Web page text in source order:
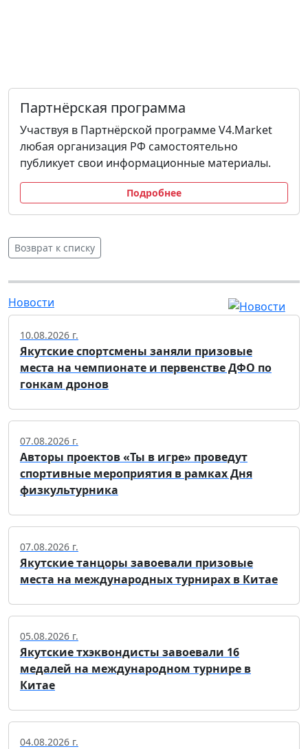
Партнёрская программа
Участвуя в Партнёрской программе V4.Market
любая организация РФ самостоятельно
публикует свои информационные материалы.
Подробнее
Возврат к списку
Новости
10.08.2026 г.
Якутские спортсмены заняли призовые
места на чемпионате и первенстве ДФО по
гонкам дронов
07.08.2026 г.
Авторы проектов «Ты в игре» проведут
спортивные мероприятия в рамках Дня
физкультурника
07.08.2026 г.
Якутские танцоры завоевали призовые
места на международных турнирах в Китае
05.08.2026 г.
Якутские тхэквондисты завоевали 16
медалей на международном турнире в
Китае
04.08.2026 г.